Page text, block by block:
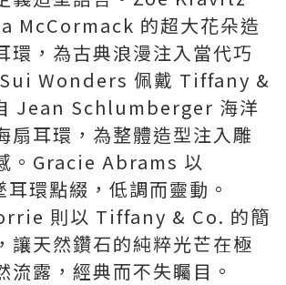
McCormack 的超大花朵造
環，為古典浪漫注入當代巧
Wonders 佩戴 Tiffany &
Jean Schlumberger 海洋
扇耳環，為整體造型注入雕
。Gracie Abrams 以
環點綴，低調而靈動。
則以 Tiffany & Co. 的簡
讓天然鑽石的純粹光芒在極
流露，經典而不失矚目。